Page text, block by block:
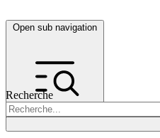
Open sub navigation
Recherche